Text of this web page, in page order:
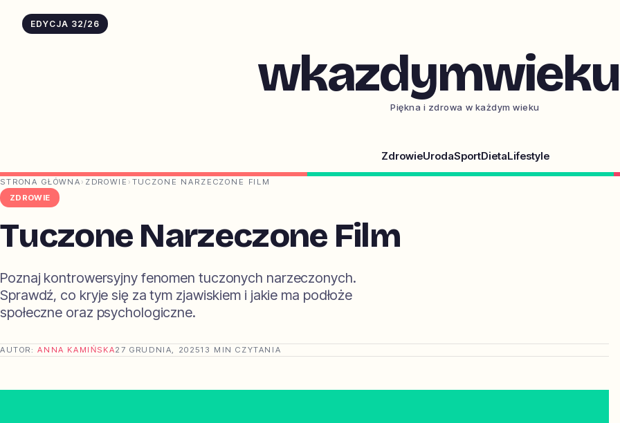
EDYCJA 32/26
Piękna i zdrowa w każdym wieku
ZdrowieUrodaSportDietaLifestyle
STRONA GŁÓWNA › ZDROWIE › TUCZONE NARZECZONE FILM
ZDROWIE
Tuczone Narzeczone Film
Poznaj kontrowersyjny fenomen tuczonych narzeczonych.
Sprawdź, co kryje się za tym zjawiskiem i jakie ma podłoże
społeczne oraz psychologiczne.
AUTOR:ANNA KAMIŃSKA27 GRUDNIA, 202513 MIN CZYTANIA